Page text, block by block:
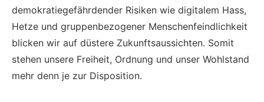
demokratiegefährdender Risiken wie digitalem Hass,
Hetze und gruppenbezogener Menschenfeindlichkeit
blicken wir auf düstere Zukunftsaussichten. Somit
stehen unsere Freiheit, Ordnung und unser Wohlstand
mehr denn je zur Disposition.